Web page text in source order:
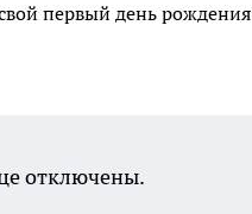
первый день рождения
отключены.